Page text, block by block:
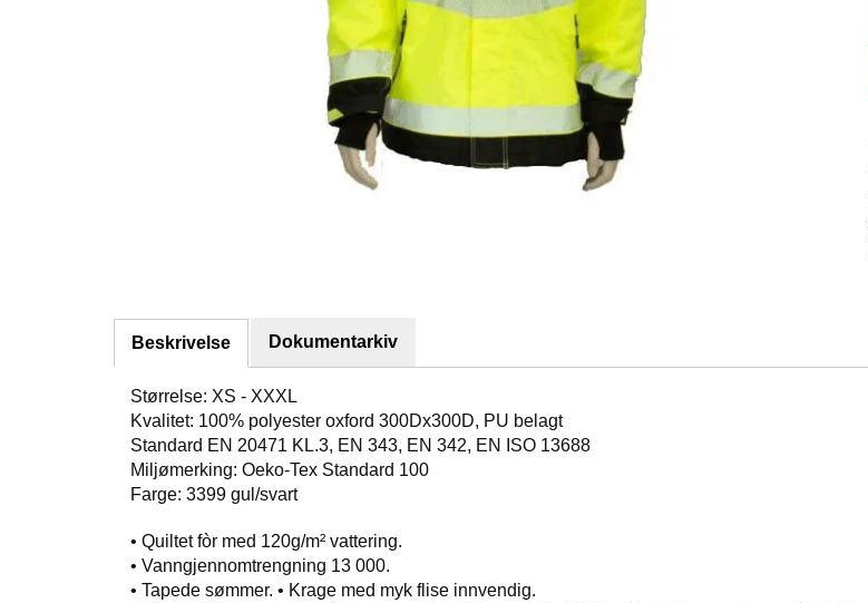
Beskrivelse Dokumentarkiv
Størrelse: XS - XXXL
Kvalitet: 100% polyester oxford 300Dx300D, PU belagt
Standard EN 20471 KL.3, EN 343, EN 342, EN ISO 13688
Miljømerking: Oeko-Tex Standard 100
Farge: 3399 gul/svart
• Quiltet fòr med 120g/m² vattering.
• Vanngjennomtrengning 13 000.
• Tapede sømmer. • Krage med myk flise innvendig.